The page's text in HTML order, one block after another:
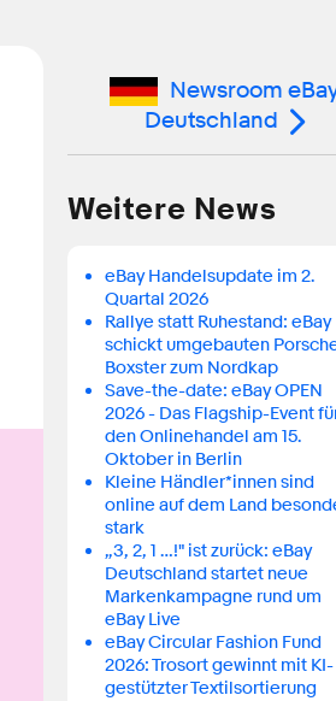
Newsroom
Deutschland
Weitere News
eBay Handelsupdate im 2.
Quartal 2026
Rallye statt Ruhestand: eBay
schickt umgebauten
Boxster zum Nordkap
Save-the-date: eBay OPEN
2026 - Das Flagship-Event
den Onlinehandel am 15.
Oktober in Berlin
Kleine Händler*innen sind
online auf dem Land
stark
„3, 2, 1 …!" ist zurück: eBay
Deutschland startet neue
Markenkampagne rund um
eBay Live
eBay Circular Fashion Fund
2026: Trosort gewinnt mit KI-
gestützter Textilsortierung